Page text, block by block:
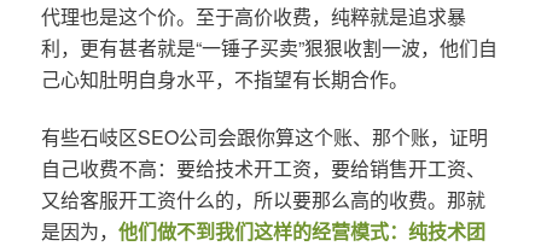
代理也是这个价。至于高价收费，纯粹就是追求暴
利，更有甚者就是“一锤子买卖”狠狠收割一波，他们自
己心知肚明自身水平，不指望有长期合作。
有些石岐区SEO公司会跟你算这个账、那个账，证明
自己收费不高：要给技术开工资，要给销售开工资、
又给客服开工资什么的，所以要那么高的收费。那就
是因为， 他们做不到我们这样的经营模式：纯技术团